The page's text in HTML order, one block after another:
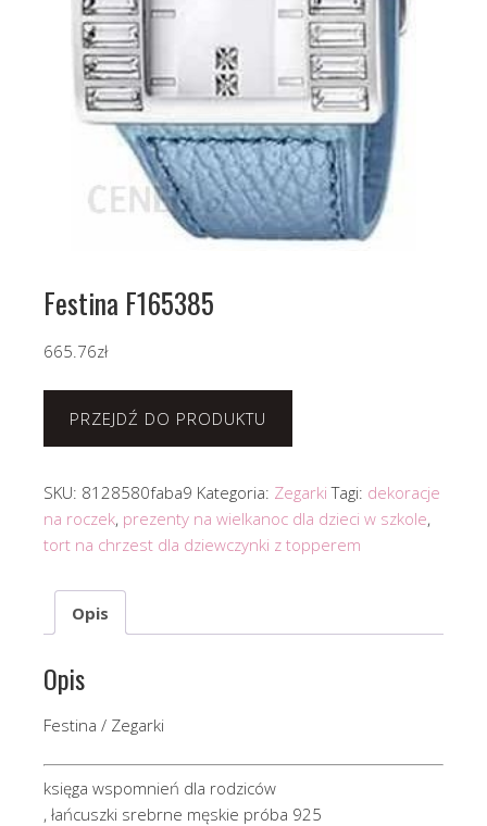
Festina F165385
665.76zł
PRZEJDŹ DO PRODUKTU
SKU: 8128580faba9 Kategoria: Zegarki Tagi: dekoracje
na roczek, prezenty na wielkanoc dla dzieci w szkole,
tort na chrzest dla dziewczynki z topperem
Opis
Opis
Festina / Zegarki
księga wspomnień dla rodziców
, łańcuszki srebrne męskie próba 925